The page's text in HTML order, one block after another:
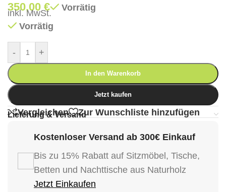
350,00€ Vorrätig
inkl. MwSt.
Vorrätig
- +
In den Warenkorb
Jetzt kaufen
Vergleichen Zur Wunschliste hinzufügen
Lieferung & Versand
Kostenloser Versand ab 300€ Einkauf
Bis zu 15% Rabatt auf Sitzmöbel, Tische,
Betten und Nachttische aus Naturholz
Jetzt Einkaufen